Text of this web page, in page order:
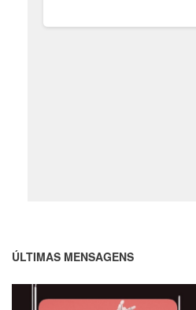
ÚLTIMAS MENSAGENS